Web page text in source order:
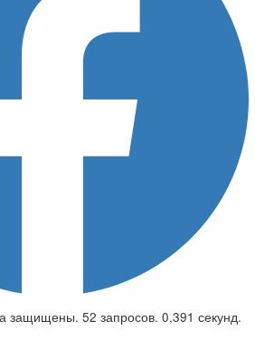
защищены. 52 запросов. 0,391 секунд.